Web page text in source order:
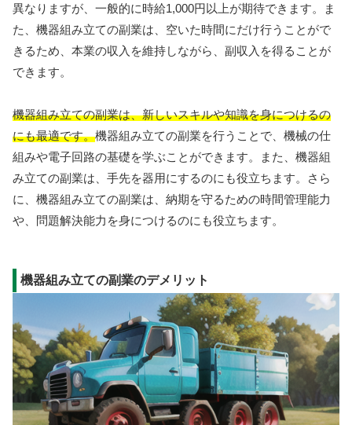
異なりますが、一般的に時給1,000円以上が期待できます。ま
た、機器組み立ての副業は、空いた時間にだけ行うことがで
きるため、本業の収入を維持しながら、副収入を得ることが
できます。
機器組み立ての副業は、新しいスキルや知識を身につけるの
にも最適です。機器組み立ての副業を行うことで、機械の仕
組みや電子回路の基礎を学ぶことができます。また、機器組
み立ての副業は、手先を器用にするのにも役立ちます。さら
に、機器組み立ての副業は、納期を守るための時間管理能力
や、問題解決能力を身につけるのにも役立ちます。
機器組み立ての副業のデメリット